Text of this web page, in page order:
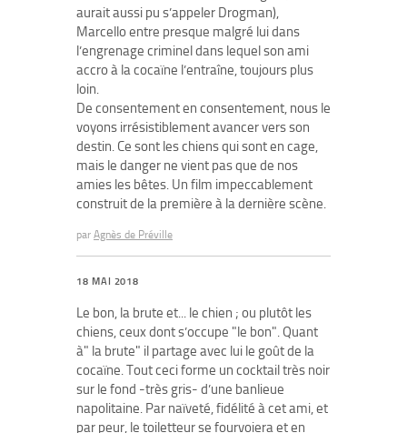
aurait aussi pu s’appeler Drogman),
Marcello entre presque malgré lui dans
l’engrenage criminel dans lequel son ami
accro à la cocaïne l’entraîne, toujours plus
loin.
De consentement en consentement, nous le
voyons irrésistiblement avancer vers son
destin. Ce sont les chiens qui sont en cage,
mais le danger ne vient pas que de nos
amies les bêtes. Un film impeccablement
construit de la première à la dernière scène.
par Agnès de Préville
18 MAI 2018
Le bon, la brute et... le chien ; ou plutôt les
chiens, ceux dont s’occupe "le bon". Quant
à" la brute" il partage avec lui le goût de la
cocaïne. Tout ceci forme un cocktail très noir
sur le fond -très gris- d’une banlieue
napolitaine. Par naïveté, fidélité à cet ami, et
par peur, le toiletteur se fourvoiera et en